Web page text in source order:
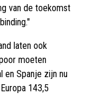
van de toekomst
laten ook
moeten
en Spanje zijn nu
143,5